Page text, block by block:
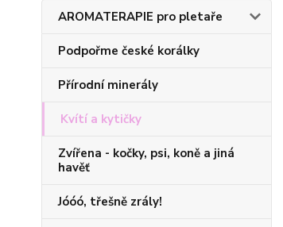
AROMATERAPIE pro pletaře
Podpořme české korálky
Přírodní minerály
Kvítí a kytičky
Zvířena - kočky, psi, koně a jiná
havěť
Jóóó, třešně zrály!